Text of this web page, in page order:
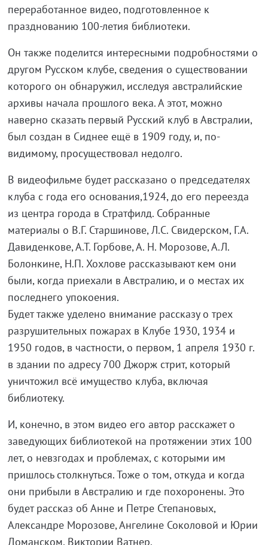
переработанное видео, подготовленное к
празднованию 100-летия библиотеки.
Он также поделится интересными подробностями о
другом Русском клубе, сведения о существовании
которого он обнаружил, исследуя австралийские
архивы начала прошлого века. А этот, можно
наверно сказать первый Русский клуб в Австралии,
был создан в Сиднее ещё в 1909 году, и, по-
видимому, просуществовал недолго.
В видеофильме будет рассказано о председателях
клуба с года его основания,1924, до его переезда
из центра города в Стратфилд. Собранные
материалы о В.Г. Старшинове, Л.С. Свидерском, Г.А.
Давиденкове, А.Т. Горбове, А. Н. Морозове, А.Л.
Болонкине, Н.П. Хохлове рассказывают кем они
были, когда приехали в Австралию, и о местах их
последнего упокоения.
Будет также уделено внимание рассказу о трех
разрушительных пожарах в Клубе 1930, 1934 и
1950 годов, в частности, о первом, 1 апреля 1930 г.
в здании по адресу 700 Джорж стрит, который
уничтожил всё имущество клуба, включая
библиотеку.
И, конечно, в этом видео его автор расскажет о
заведующих библиотекой на протяжении этих 100
лет, о невзгодах и проблемах, с которыми им
пришлось столкнуться. Тоже о том, откуда и когда
они прибыли в Австралию и где похоронены. Это
будет рассказ об Анне и Петре Степановых,
Александре Морозове, Ангелине Соколовой и Юрии
Доманском, Виктории Ватнер.